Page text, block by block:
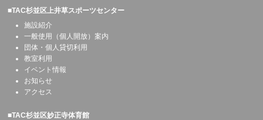
■TAC杉並区上井草スポーツセンター
施設紹介
一般使用（個人開放）案内
団体・個人貸切利用
教室利用
イベント情報
お知らせ
アクセス
■TAC杉並区妙正寺体育館